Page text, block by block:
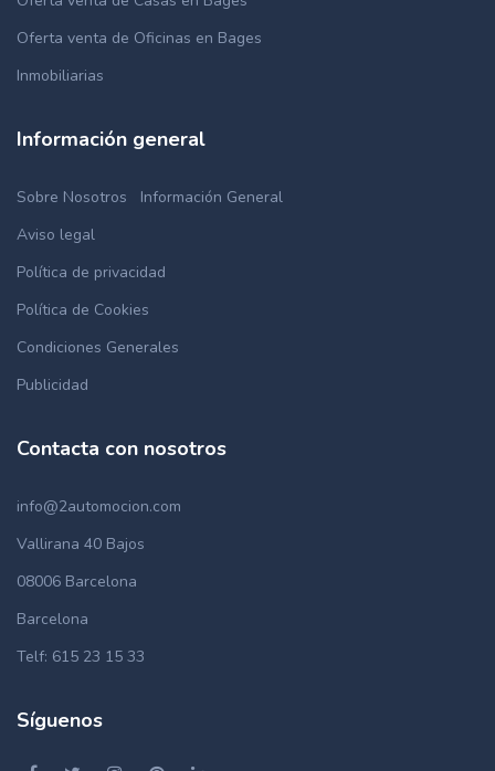
Oferta venta de Oficinas en Bages
Inmobiliarias
Información general
Sobre Nosotros
Información General
Aviso legal
Política de privacidad
Política de Cookies
Condiciones Generales
Publicidad
Contacta con nosotros
info@2automocion.com
Vallirana 40 Bajos
08006 Barcelona
Barcelona
Telf: 615 23 15 33
Síguenos